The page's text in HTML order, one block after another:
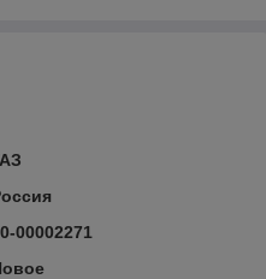
00002271